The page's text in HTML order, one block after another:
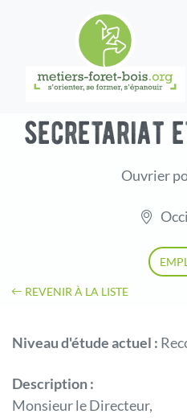
secretariat
Ouvrier
REVENIR À LA LISTE
Niveau d'étude actuel :
Description :
Monsieur le Directeur,